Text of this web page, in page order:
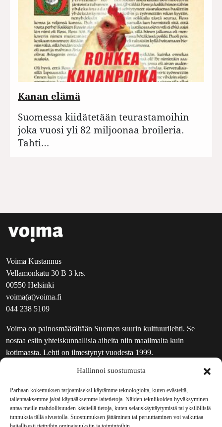
Hallinnoi suostumusta
Parhaan kokemuksen tarjoamiseksi käytämme teknologioita, kuten evästeitä,
tallentaaksemme ja/tai käyttääksemme laitetietoja. Näiden tekniikoiden hyväksyminen
antaa meille mahdollisuuden käsitellä tietoja, kuten selauskäyttäytymistä tai yksilöllisiä
tunnuksia tällä sivustolla. Suostumuksen jättäminen tai peruuttaminen voi vaikuttaa
Kanan elämä
Suomessa kiidätetään teurastamoihin
joka vuosi yli 82 miljoonaa broileria.
Tahti…
Voima Kustannus
Vellamonkatu 30 B 3 krs.
00550 Helsinki
voima(at)voima.fi
044 238 5109
Voima on painosmäärältään Suomen suurin kulttuurilehti. Se
nostaa esiin yhteiskunnallisia aiheita niin maailmalta kuin
kotimaasta. Lehti on ilmestynyt vuodesta 1999.
UUTISKIRJE
MAINOSTAJILLE
VASTAMAINOKSET